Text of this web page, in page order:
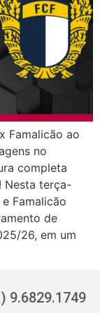
Famalicão ao
no
completa
Nesta terça-
Famalicão
de
26, em um
9.6829.1749